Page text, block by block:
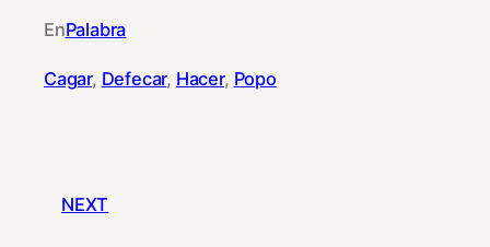
EnPalabra
Cagar, Defecar, Hacer, Popo
NEXT